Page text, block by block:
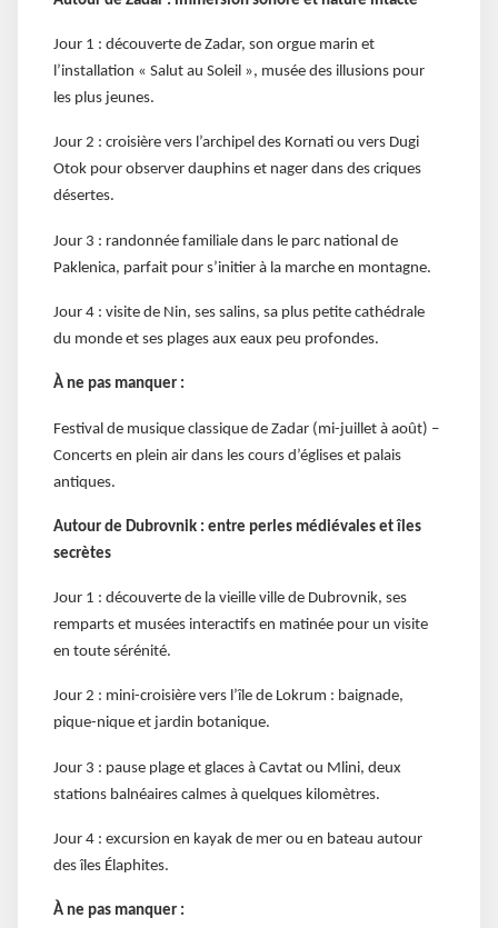
Jour 1 : découverte de Zadar, son orgue marin et
l’installation « Salut au Soleil », musée des illusions pour
les plus jeunes.
Jour 2 : croisière vers l’archipel des Kornati ou vers Dugi
Otok pour observer dauphins et nager dans des criques
désertes.
Jour 3 : randonnée familiale dans le parc national de
Paklenica, parfait pour s’initier à la marche en montagne.
Jour 4 : visite de Nin, ses salins, sa plus petite cathédrale
du monde et ses plages aux eaux peu profondes.
À ne pas manquer :
Festival de musique classique de Zadar (mi-juillet à août) –
Concerts en plein air dans les cours d’églises et palais
antiques.
Autour de Dubrovnik : entre perles médiévales et îles
secrètes
Jour 1 : découverte de la vieille ville de Dubrovnik, ses
remparts et musées interactifs en matinée pour un visite
en toute sérénité.
Jour 2 : mini-croisière vers l’île de Lokrum : baignade,
pique-nique et jardin botanique.
Jour 3 : pause plage et glaces à Cavtat ou Mlini, deux
stations balnéaires calmes à quelques kilomètres.
Jour 4 : excursion en kayak de mer ou en bateau autour
des îles Élaphites.
À ne pas manquer :